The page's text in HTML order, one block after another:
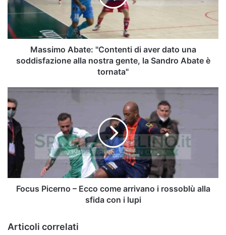
dato
una
soddisfazione
alla
gente,
Abate
è
tornata"
Massimo Abate: "Contenti di aver dato una
soddisfazione alla nostra gente, la Sandro Abate è
tornata"
Picerno
–
Ecco
come
arrivano
i
rossoblù
alla
sfidaFocus Picerno – Ecco come arrivano i rossoblù alla
sfida con i lupi
Articoli correlati